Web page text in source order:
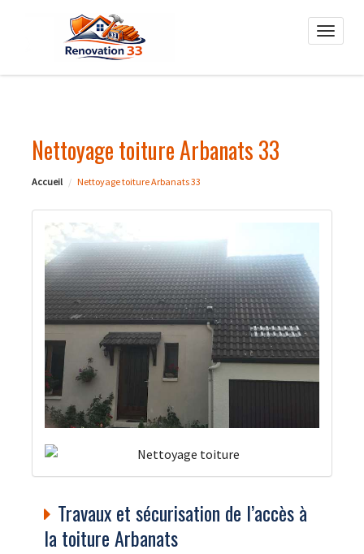
Toggle
Nettoyage toiture Arbanats 33
Accueil Nettoyage toiture Arbanats 33
Travaux et sécurisation de l’accès à
la toiture Arbanats